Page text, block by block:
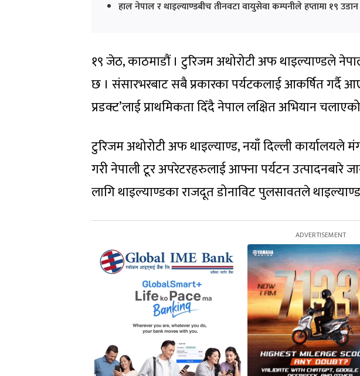
हाल नेपाल र थाइल्याण्डबीच तीनवटा वायुसेवा कम्पनीले हप्तामा १९
१९ जेठ, काठमाडौं । टुरिजम अथोरोटी अफ थाइल्याण्डले
छ । संसारभरबाट सबै प्रकारका पर्यटकलाई आकर्षित गर्दै
प्रडक्ट’लाई प्राथमिकता दिँदै नेपाल लक्षित अभियान
टुरिजम अथोरोटी अफ थाइल्याण्ड, नयाँ दिल्ली कार्यालयले
गरी नेपाली टूर अपरेटरहरुलाई आफ्ना पर्यटन उत्पादनबारे
लागि थाइल्याण्डका राजदूत डोनाविट पुलसावतले